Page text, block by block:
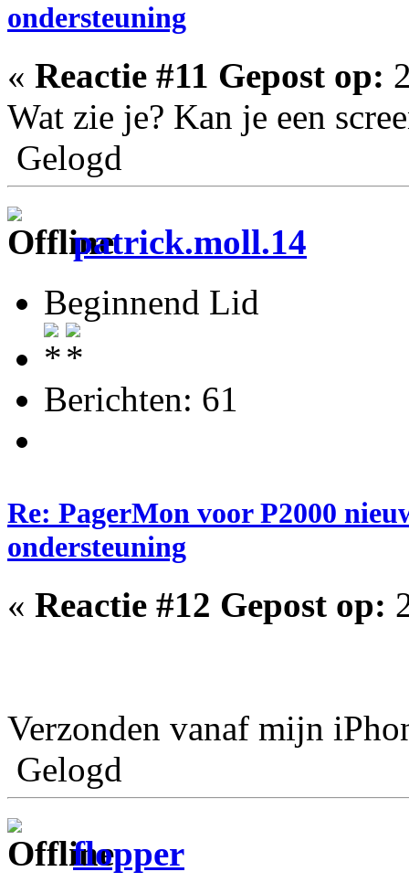
ondersteuning
« Reactie #11 Gepost op:
Wat zie je? Kan je een
Gelogd
patrick.moll.14
Beginnend Lid
Berichten: 61
Re: PagerMon voor P2000
ondersteuning
« Reactie #12 Gepost op:
Verzonden vanaf mijn
Gelogd
flopper